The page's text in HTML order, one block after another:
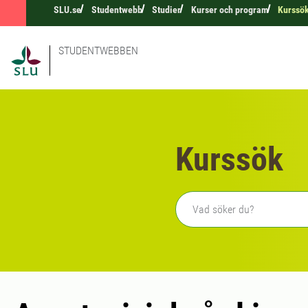
SLU.se Studentwebb Studier Kurser och program
STUDENTWEBBEN
Kurssök
Fritext sökning